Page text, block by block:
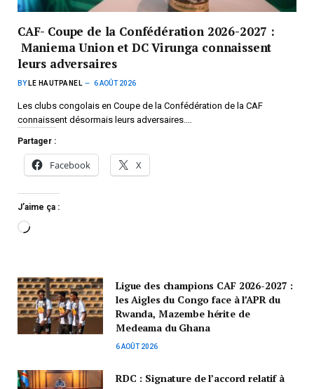
CAF- Coupe de la Confédération 2026-2027 :
Maniema Union et DC Virunga connaissent
leurs adversaires
BY LE HAUTPANEL 6 AOÛT 2026
Les clubs congolais en Coupe de la Confédération de la CAF
connaissent désormais leurs adversaires.…
Partager :
Facebook X
J’aime ça :
Ligue des champions CAF 2026-2027 :
les Aigles du Congo face à l’APR du
Rwanda, Mazembe hérite de
Medeama du Ghana
6 AOÛT 2026
RDC : Signature de l’accord relatif à